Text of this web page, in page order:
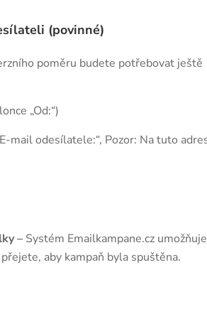
(povinné)
poměru budete potřebovat ještě
„Od:“)
mail odesílatele:“, Pozor: Na tuto
– Systém Emailkampane.cz umožňuje
aby kampaň byla spuštěna.